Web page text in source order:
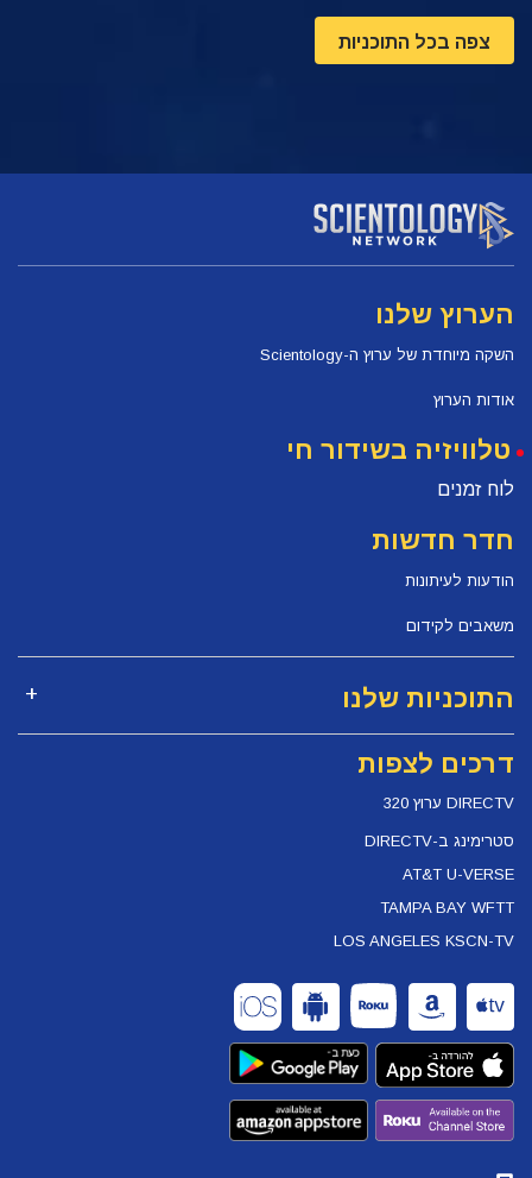
צפה בכל התוכניות
הערוץ שלנו
השקה מיוחדת של ערוץ ה-Scientology
אודות הערוץ
טלוויזיה בשידור חי
לוח זמנים
חדר חדשות
הודעות לעיתונות
משאבים לקידום
התוכניות שלנו
דרכים לצפות
DIRECTV ערוץ 320
סטרימינג ב-DIRECTV
AT&T U-VERSE
TAMPA BAY WFTT
LOS ANGELES KSCN-TV